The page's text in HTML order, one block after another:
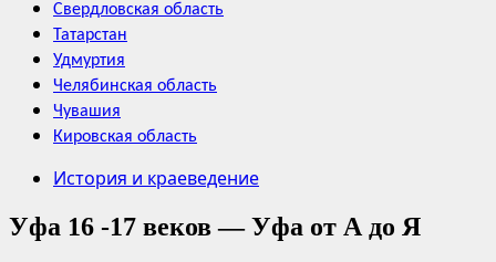
Свердловская область
Татарстан
Удмуртия
Челябинская область
Чувашия
Кировская область
История и краеведение
Уфа 16 -17 веков — Уфа от А до Я